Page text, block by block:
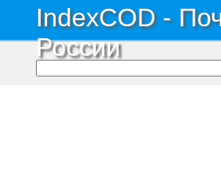
IndexCOD -
России